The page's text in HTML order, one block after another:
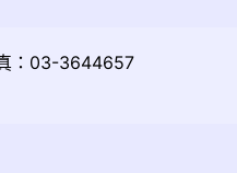
：03-3644657